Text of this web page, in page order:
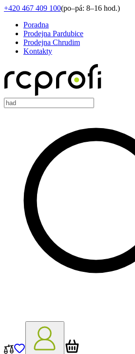
+420 467 409 100(po–pá: 8–16 hod.)
Poradna
Prodejna Pardubice
Prodejna Chrudim
Kontakty